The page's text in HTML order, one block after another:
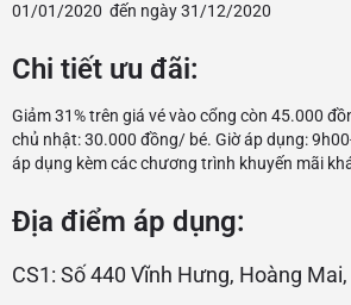
01/01/2020 đến ngày 31/12/2020
Chi tiết ưu đãi:
Giảm 31% trên giá vé vào cổng còn 45.000
chủ nhật: 30.000 đồng/ bé. Giờ áp dụng:
áp dụng kèm các chương trình khuyến mãi
Địa điểm áp dụng:
CS1: Số 440 Vĩnh Hưng, Hoàng